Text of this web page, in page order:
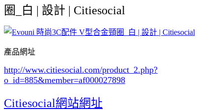
圈_白 | 設計 | Citiesocial
產品網址
http://www.citiesocial.com/product_2.php?
o_id=885&member=af000027898
Citiesocial網站網址